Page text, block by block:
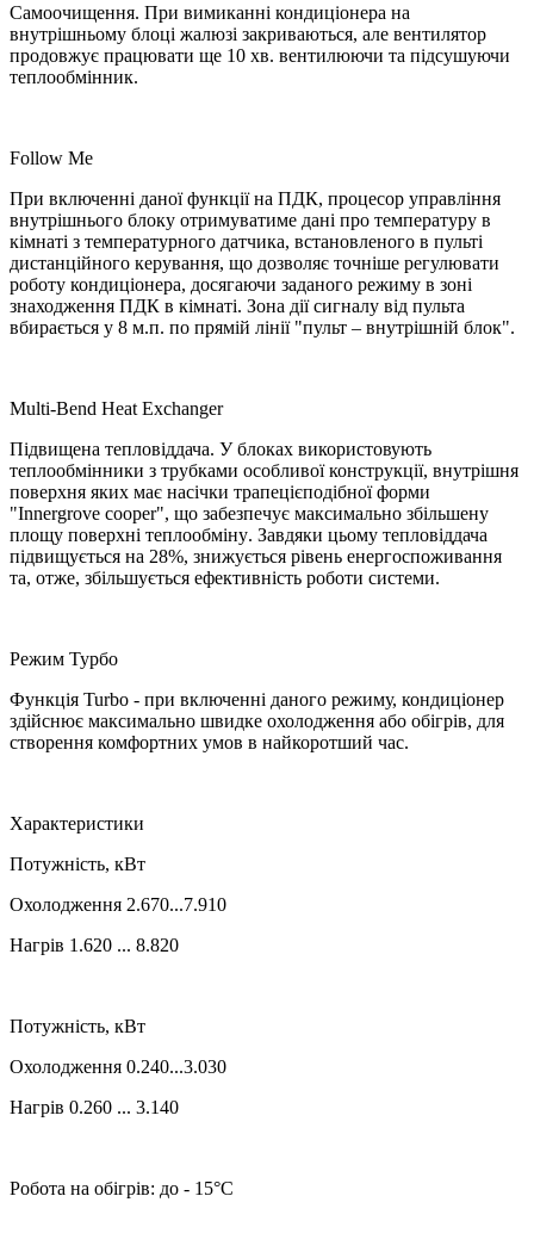
Самоочищення. При вимиканні кондиціонера на
внутрішньому блоці жалюзі закриваються, але вентилятор
продовжує працювати ще 10 хв. вентилюючи та підсушуючи
теплообмінник.
Follow Me
При включенні даної функції на ПДК, процесор управління
внутрішнього блоку отримуватиме дані про температуру в
кімнаті з температурного датчика, встановленого в пульті
дистанційного керування, що дозволяє точніше регулювати
роботу кондиціонера, досягаючи заданого режиму в зоні
знаходження ПДК в кімнаті. Зона дії сигналу від пульта
вбирається у 8 м.п. по прямій лінії "пульт – внутрішній блок".
Multi-Bend Heat Exchanger
Підвищена тепловіддача. У блоках використовують
теплообмінники з трубками особливої конструкції, внутрішня
поверхня яких має насічки трапецієподібної форми
"Innergrove cooper", що забезпечує максимально збільшену
площу поверхні теплообміну. Завдяки цьому тепловіддача
підвищується на 28%, знижується рівень енергоспоживання
та, отже, збільшується ефективність роботи системи.
Режим Турбо
Функція Turbo - при включенні даного режиму, кондиціонер
здійснює максимально швидке охолодження або обігрів, для
створення комфортних умов в найкоротший час.
Характеристики
Потужність, кВт
Охолодження 2.670...7.910
Нагрів 1.620 ... 8.820
Потужність, кВт
Охолодження 0.240...3.030
Нагрів 0.260 ... 3.140
Робота на обігрів: до - 15°C